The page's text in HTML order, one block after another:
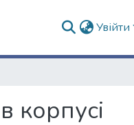
Увійти
корпусі